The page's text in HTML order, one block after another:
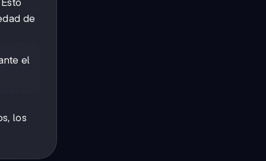
de
el
los